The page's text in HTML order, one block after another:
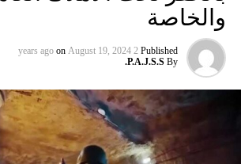
والخاصة
Published
2 years ago
on August 19, 2024
By
P.A.J.S.S.